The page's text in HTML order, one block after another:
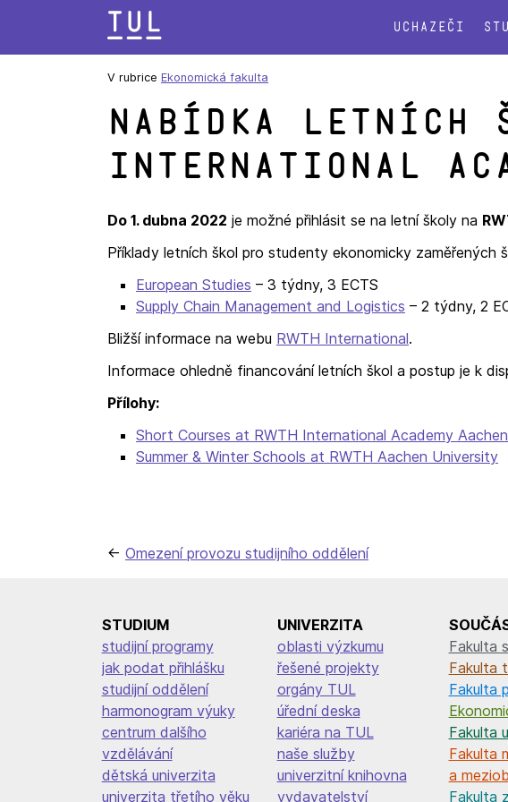
text
Uchazeči
V rubrice Ekonomická fakulta
Nabídka letních
International
Do 1. dubna 2022 je možné přihlásit se na letní školy na
Příklady letních škol pro studenty ekonomicky zaměřených
European Studies – 3 týdny, 3 ECTS
Supply Chain Management and Logistics – 2 týdny, 2
Bližší informace na webu RWTH International.
Informace ohledně financování letních škol a postup je k
Přílohy:
Short Courses at RWTH International Academy Aachen
Summer & Winter Schools at RWTH Aachen University
Navigace
příspěvek
Omezení provozu studijního oddělení
STUDIUM
studijní programy
jak podat přihlášku
studijní oddělení
harmonogram výuky
centrum dalšího
vzdělávání
dětská univerzita
univerzita třetího věku
UNIVERZITA
oblasti výzkumu
řešené projekty
orgány TUL
úřední deska
kariéra na TUL
naše služby
univerzitní knihovna
vydavatelství
Fakulta
Fakulta
Fakulta
Fakulta
Fakulta
a
Fakulta